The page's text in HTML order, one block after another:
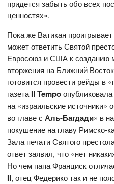
придется забыть обо всех
ценностях».
Пока же Ватикан
может ответить Святой
Евросоюз и США к созданию
вторжения на Ближний
готовится провести рейды в
газета Il Tempo
на «израильские
во главе сАль-Багдади» в
покушение на главу Римско-
Зала печати Святого
ответ заявил, что «нет
Но чем папа Франциск
II, отец Федерико так и не